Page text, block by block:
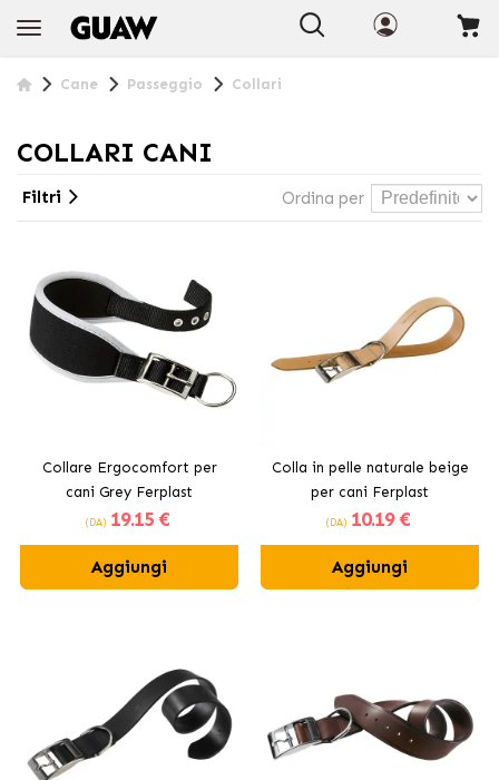
Cane Passeggio Collari
COLLARI CANI
Ordina per
Filtri
Collare Ergocomfort per
cani Grey Ferplast
(DA) 19.15 €
Aggiungi
Colla in pelle naturale beige
per cani Ferplast
(DA) 10.19 €
Aggiungi